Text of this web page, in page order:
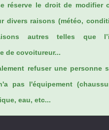
réserve le droit de modifier
divers raisons (météo,
autres telles que
de covoitureur...
refuser une
pas l'équipement
eau, etc...